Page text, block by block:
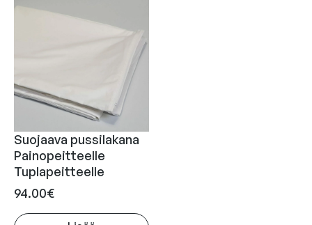
Suojaava pussilakana
Painopeitteelle
Tuplapeitteelle
94.00€